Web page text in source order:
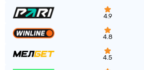
4.9
4.8
4.5